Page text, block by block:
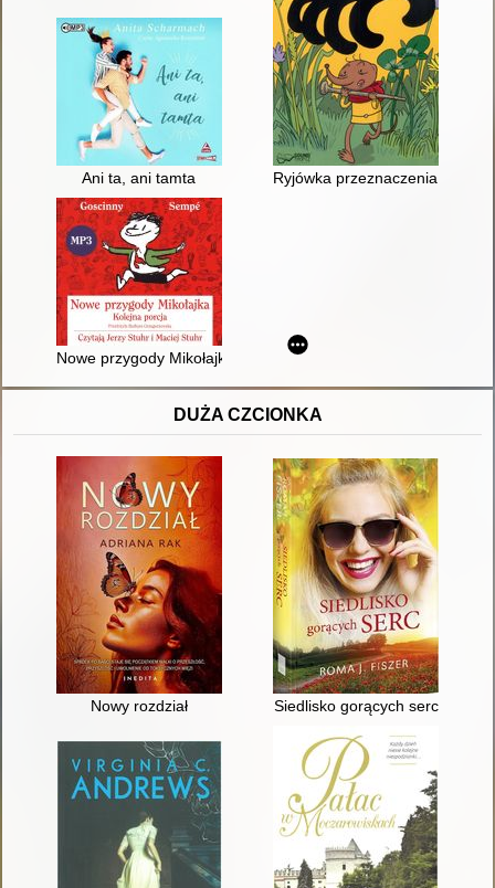
Ani ta, ani tamta Ryjówka przeznaczenia
Nowe przygody Mikołajka. T. 2 [Dokument dźwiękowy]
DUŻA CZCIONKA
Nowy rozdział Siedlisko gorących serc